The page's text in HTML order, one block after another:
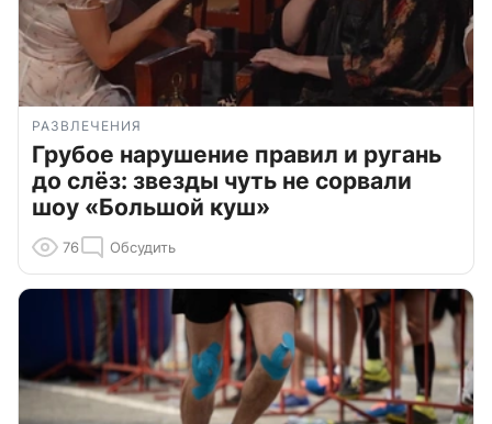
РАЗВЛЕЧЕНИЯ
Грубое нарушение правил и ругань
до слёз: звезды чуть не сорвали
шоу «Большой куш»
76 Обсудить